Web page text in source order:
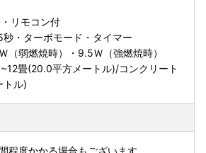
リモコン付
・ターボモード・タイマー
（弱燃焼時）・9.5Ｗ（強燃焼時）
畳(20.0平方メートル)/コンクリート
トル)